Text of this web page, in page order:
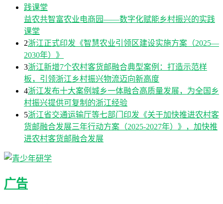
益农共智富农业电商园——数字化赋能乡村振兴的实践
课堂
2浙江正式印发《智慧农业引领区建设实施方案（2025—
2030年）》
3浙江新增7个农村客货邮融合典型案例：打造示范样
板，引领浙江乡村振兴物流迈向新高度
4浙江发布十大案例城乡一体融合高质量发展，为全国乡
村振兴提供可复制的浙江经验
5浙江省交通运输厅等七部门印发《关于加快推进农村客
货邮融合发展三年行动方案（2025-2027年）》，加快推
进农村客货邮融合发展
广告